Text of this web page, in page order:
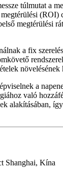
túlmutat a
megtérülési
a fix
a
való
alakításában,
Shanghai, Kína